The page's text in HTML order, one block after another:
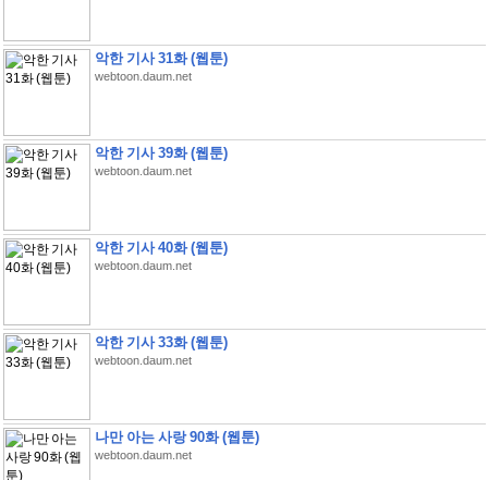
악한 기사 31화 (웹툰)
webtoon.daum.net
악한 기사 39화 (웹툰)
webtoon.daum.net
악한 기사 40화 (웹툰)
webtoon.daum.net
악한 기사 33화 (웹툰)
webtoon.daum.net
나만 아는 사랑 90화 (웹툰)
webtoon.daum.net